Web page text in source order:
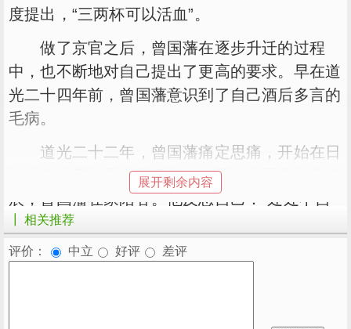
度提出，“三两杯可以活血”。
做了京官之后，曾国藩在逐步升迁的过程
中，也不断地对自己提出了更高的要求。早在道
光二十四年前，曾国藩意识到了自己酒后多言的
毛病。
道光二十二年，曾国藩痛定思痛，开始在日
记中致力于每天自我反省。一天，曾国藩父亲寿
辰，曾国藩在家陪客。他反思自己：“处处不自
检点，虽应酬稍繁，实由自新之志不痛切，故不
觉放松耳。”几天后，自己生日，又检讨自
展开剩余内容
┃ 相关推荐
评价： 中立 好评 差评